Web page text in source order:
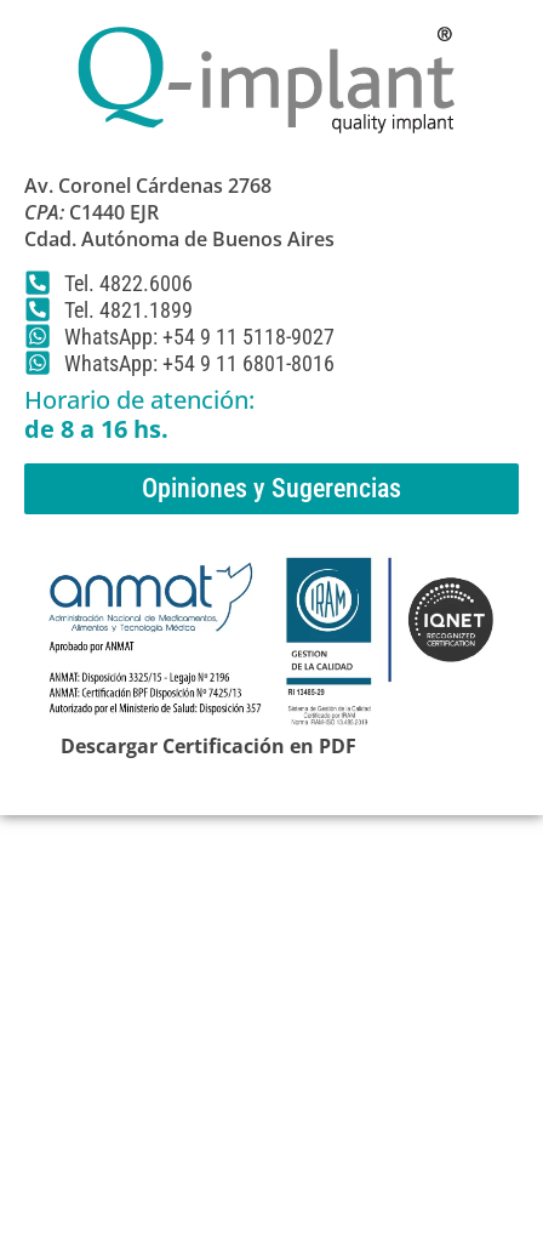
Av. Coronel Cárdenas 2768
CPA: C1440 EJR
Cdad. Autónoma de Buenos Aires
Tel. 4822.6006
Tel. 4821.1899
WhatsApp: +54 9 11 5118-9027
WhatsApp: +54 9 11 6801-8016
Horario de atención:
de 8 a 16 hs.
Opiniones y Sugerencias
Descargar Certificación en PDF